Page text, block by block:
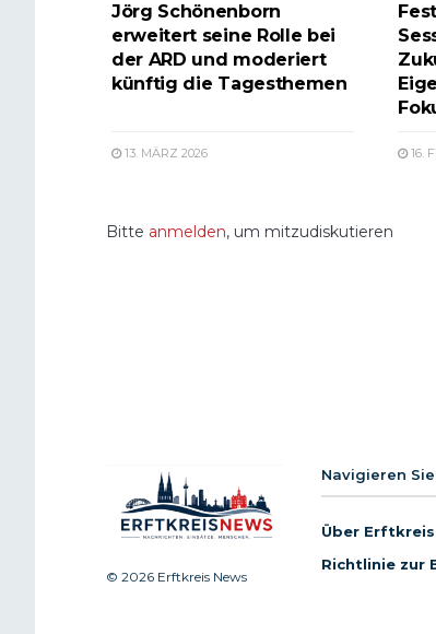
Jörg Schönenborn
erweitert seine Rolle bei
der ARD und moderiert
künftig die Tagesthemen
13. MÄRZ 2026 16.
Bitte anmelden, um mitzudiskutieren
© 2026 Erftkreis News
Navigieren
Über Erftkreis
Richtlinie zur